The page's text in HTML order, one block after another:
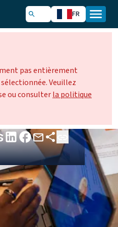
FR
pas entièrement
Veuillez
ou consulterla politique